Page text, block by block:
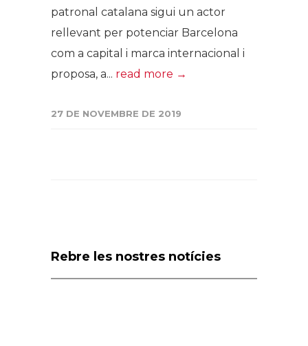
patronal catalana sigui un actor
rellevant per potenciar Barcelona
com a capital i marca internacional i
proposa, a... read more →
27 DE NOVEMBRE DE 2019
Rebre les nostres notícies